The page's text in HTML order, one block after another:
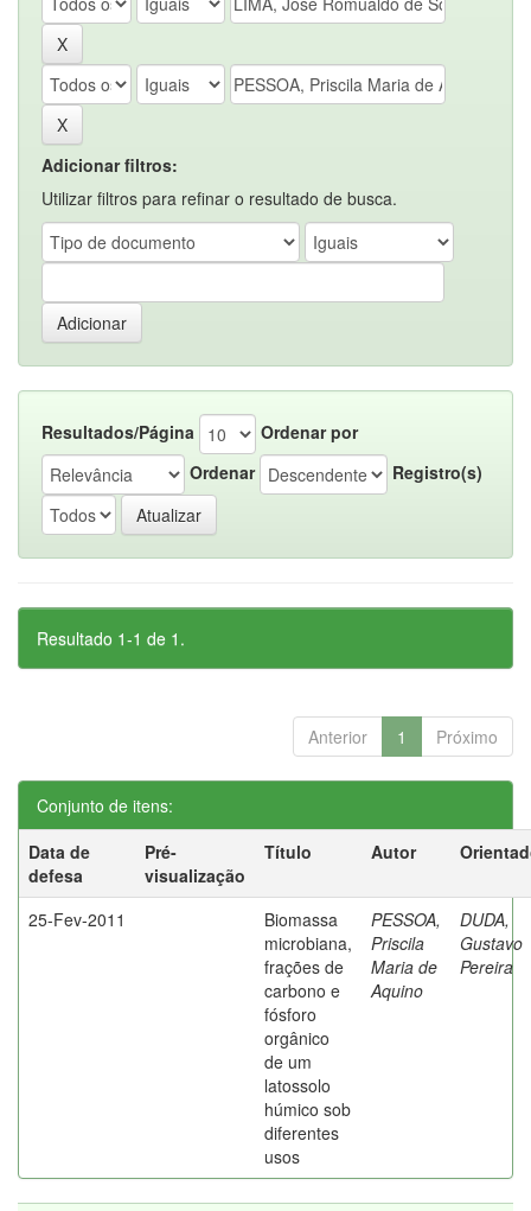
Adicionar filtros:
Utilizar filtros para refinar o resultado de busca.
Resultados/Página
Ordenar por
Ordenar
Registro(s)
Resultado 1-1 de 1.
Anterior 1 Próximo
Conjunto de itens:
Data de
defesa
Pré-
visualização
Título Autor
25-Fev-2011
Biomassa
microbiana,
frações de
carbono e
fósforo
orgânico
de um
latossolo
húmico sob
diferentes
usos
PESSOA,
Priscila
Maria de
Aquino
DUDA,
Gustavo
Pereira